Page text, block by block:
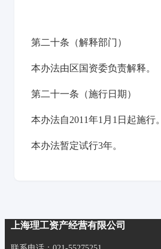
第二十条 （解释部门）
本办法由区国资委负责解释。
第二十一条 （施行日期）
本办法自2011年1月1日起施行。
本办法暂定试行3年。
上海理工资产经营有限公司